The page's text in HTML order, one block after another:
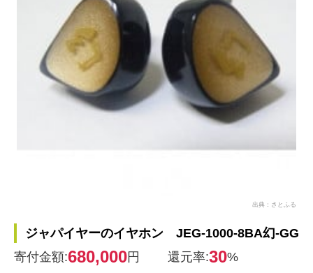
出典：さとふる
ジャパイヤーのイヤホン JEG-1000-8BA幻-GG
寄付金額:680,000円 還元率:30%